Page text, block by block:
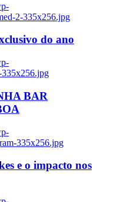
2-335x256.jpg
do ano
335x256.jpg
BAR
335x256.jpg
e o impacto nos